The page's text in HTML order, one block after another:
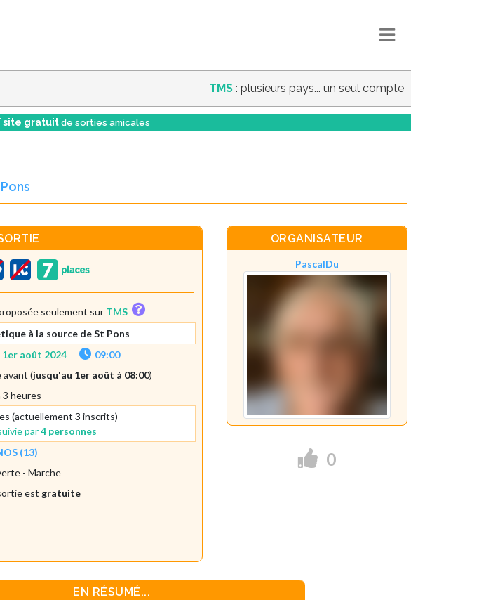
TMS : plusieurs pays... un seul compte
site gratuit de sorties amicales
seulement sur TMS
à la source de St Pons
1er août 2024
09:00
avant (jusqu'au 1er août à 08:00)
3 heures
(actuellement 3 inscrits)
par4 personnes
(13)
- Marche
est gratuite
ORGANISATEUR
PascalDu
0
EN RÉSUMÉ...